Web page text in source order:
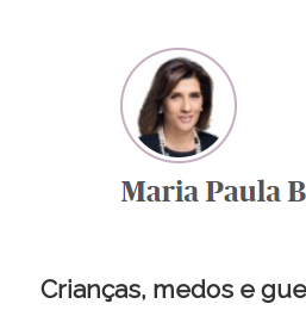
Crianças, medos e